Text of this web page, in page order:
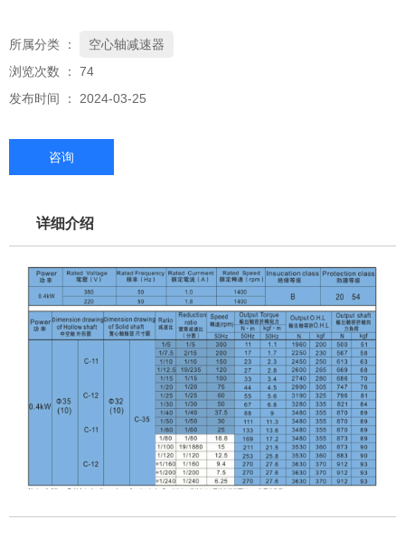
所属分类 ：
空心轴减速器
浏览次数 ： 74
发布时间 ： 2024-03-25
咨询
详细介绍